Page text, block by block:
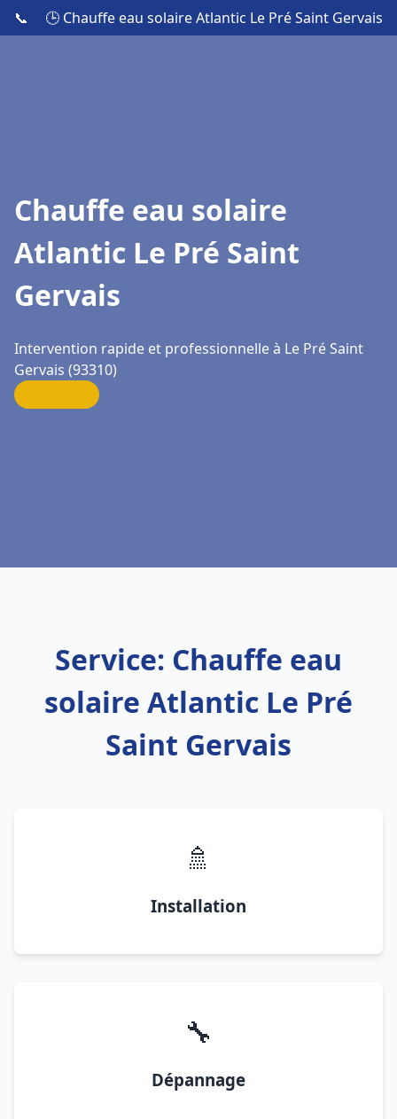
📞 🕒 Chauffe eau solaire Atlantic Le Pré Saint Gervais
Chauffe eau solaire
Atlantic Le Pré Saint
Gervais
Intervention rapide et professionnelle à Le Pré Saint
Gervais (93310)
Service: Chauffe eau
solaire Atlantic Le Pré
Saint Gervais
🚿
Installation
🔧
Dépannage